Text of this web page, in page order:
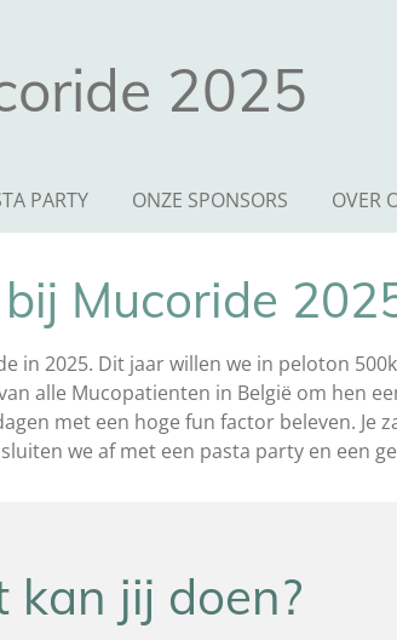
2025
PARTY ONZE SPONSORS OVER
Mucoride
in 2025. Dit jaar willen we in peloton
alle Mucopatienten in België om hen
met een hoge fun factor beleven. Je
we af met een pasta party en een
kan jij doen?